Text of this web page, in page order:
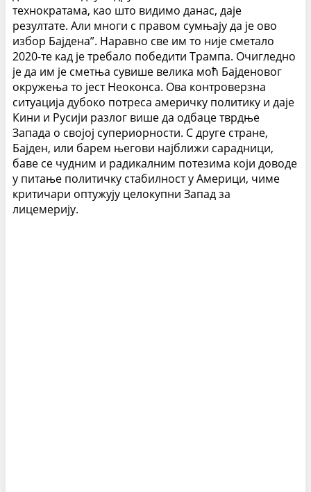
технократама, као што видимо данас, даје
резултате. Али многи с правом сумњају да је ово
избор Бајдена”. Наравно све им то није сметало
2020-те кад је требало победити Трампа. Очигледно
је да им је сметња сувише велика моћ Бајденовог
окружења то јест Неоконса. Ова контроверзна
ситуација дубоко потреса америчку политику и даје
Кини и Русији разлог више да одбаце тврдње
Запада о својој супериорности. С друге стране,
Бајден, или барем његови најближи сарадници,
баве се чудним и радикалним потезима који доводе
у питање политичку стабилност у Америци, чиме
критичари оптужују целокупни Запад за
лицемерију.